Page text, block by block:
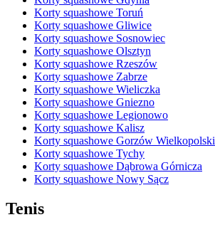
Korty squashowe Toruń
Korty squashowe Gliwice
Korty squashowe Sosnowiec
Korty squashowe Olsztyn
Korty squashowe Rzeszów
Korty squashowe Zabrze
Korty squashowe Wieliczka
Korty squashowe Gniezno
Korty squashowe Legionowo
Korty squashowe Kalisz
Korty squashowe Gorzów Wielkopolski
Korty squashowe Tychy
Korty squashowe Dąbrowa Górnicza
Korty squashowe Nowy Sącz
Tenis